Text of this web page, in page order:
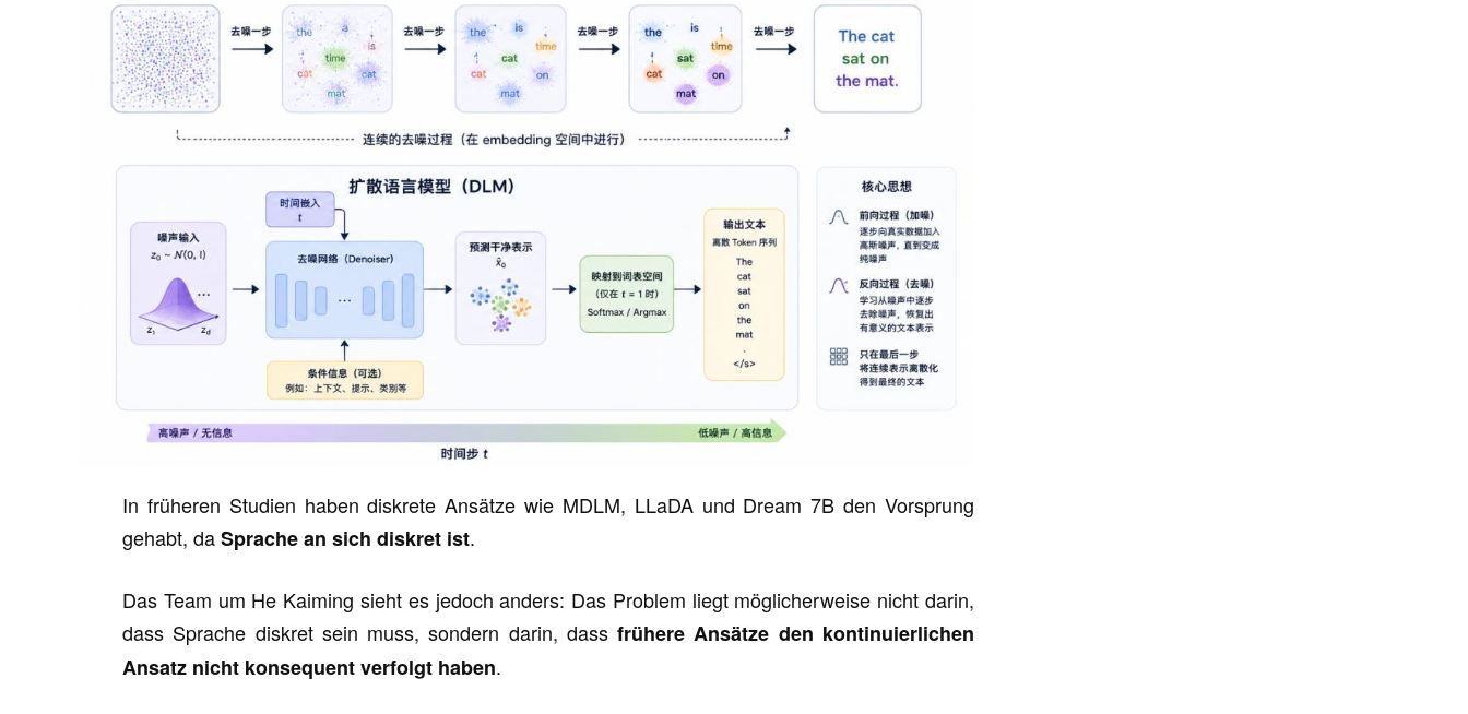
In früheren Studien haben diskrete Ansätze wie MDLM, LLaDA und Dream 7B den Vorsprung
gehabt, daSprache an sich diskret ist.
Das Team um He Kaiming sieht es jedoch anders: Das Problem liegt möglicherweise nicht darin,
dass Sprache diskret sein muss, sondern darin, dassfrühere Ansätze den kontinuierlichen
Ansatz nicht konsequent verfolgt haben.